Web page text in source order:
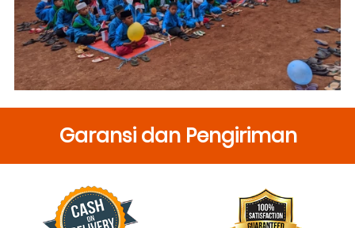
Garansi dan Pengiriman